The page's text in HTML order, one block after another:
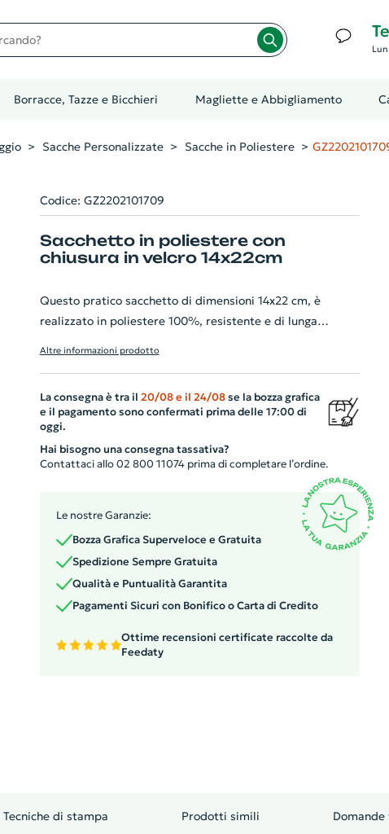
Borracce, Tazze e Bicchieri Magliette e Abbigliamento
Sacche Personalizzate Sacche in Poliestere
Codice: GZ2202101709
Sacchetto in poliestere con
chiusura in velcro 14x22cm
Questo pratico sacchetto di dimensioni 14x22 cm, è
realizzato in poliestere 100%, resistente e di lunga
personalizzato con il logo della vostra azienda, rendendo il
sacchetto un gadget meraviglioso ed esclusivo. Abdicato
per aziende che desiderano promuovere il proprio brand
in modo originale e funzionale.
Altre informazioni prodotto
La consegna è tra il 20/08 e il 24/08se la bozza grafica
e il pagamento sono confermati prima delle 17:00 di
oggi.
Hai bisogno una consegna tassativa?
Contattaci allo 02 800 11074 prima di completare l’ordine.
Le nostre Garanzie:
Bozza Grafica Superveloce e Gratuita
Spedizione Sempre Gratuita
Qualità e Puntualità Garantita
Pagamenti Sicuri con Bonifico o Carta di Credito
Ottime recensioni certificate raccolte da
Feedaty
Tecniche di stampa Prodotti simili